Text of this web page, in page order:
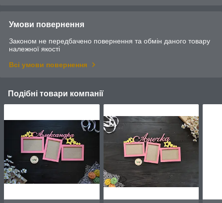
Умови повернення
Законом не передбачено повернення та обмін даного товару
належної якості
Всі умови повернення
Подібні товари компанії